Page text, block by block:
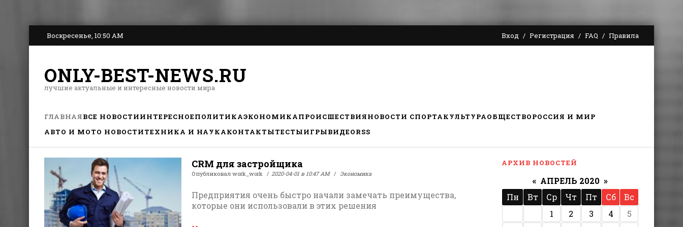
Воскресенье, 10:50 AM Вход Регистрация FAQ Правила
ONLY-BEST-NEWS.RU
лучшие актуальные и интересные новости мира
ГЛАВНАЯВСЕ НОВОСТИИНТЕРЕСНОЕПОЛИТИКАЭКОНОМИКАПРОИСШЕСТВИЯНОВОСТИ СПОРТАКУЛЬТУРАОБЩЕСТВОРОССИЯ И МИР
АВТО И МОТО НОВОСТИТЕХНИКА И НАУКАКОНТАКТЫТЕСТЫИГРЫВИДЕОRSS
CRM для застройщика
Опубликовал work_work 2020-04-01 в 10:47 AM Экономика
Предприятия очень быстро начали замечать преимущества,
которые они использовали в этих решения
АРХИВ НОВОСТЕЙ
« АПРЕЛЬ 2020 »
Пн
Вт Ср Чт Пт Сб
Вс
1
2 3 4
5